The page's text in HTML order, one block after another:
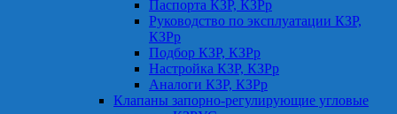
Паспорта КЗР, КЗРр
Руководство по эксплуатации КЗР,
КЗРр
Подбор КЗР, КЗРр
Настройка КЗР, КЗРр
Аналоги КЗР, КЗРр
Клапаны запорно-регулирующие угловые